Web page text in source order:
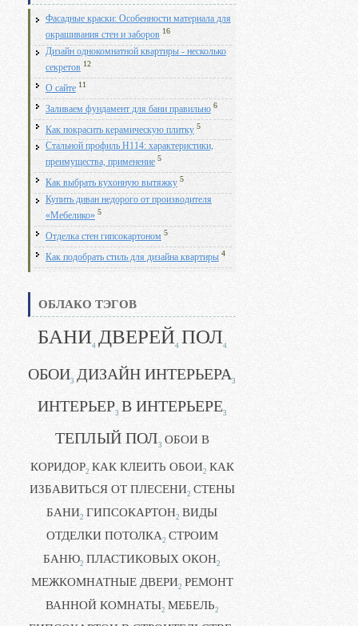
Фасадные краски: Особенности материала для
окрашивания стен и заборов 16
Дизайн однокомнатной квартиры - несколько
секретов 12
О сайте 11
Заливаем фундамент для бани правильно 6
Как покрасить керамическую плитку 5
Стальной профиль Н114: характеристики,
преимущества, применение 5
Как выбрать кухонную вытяжку 5
Купить диван недорого от производителя
«Мебелико» 5
Отделка стен гипсокартоном 5
Как подобрать стиль для дизайна квартиры 4
ОБЛАКО ТЭГОВ
БАНИ4 ДВЕРЕЙ4 ПОЛ4
ОБОИ3 ДИЗАЙН ИНТЕРЬЕРА3
ИНТЕРЬЕР3 В ИНТЕРЬЕРЕ3
ТЕПЛЫЙ ПОЛ3 ОБОИ В
КОРИДОР2 КАК КЛЕИТЬ ОБОИ2 КАК
ИЗБАВИТЬСЯ ОТ ПЛЕСЕНИ2 СТЕНЫ
БАНИ2 ГИПСОКАРТОН2 ВИДЫ
ОТДЕЛКИ ПОТОЛКА2 СТРОИМ
БАНЮ2 ПЛАСТИКОВЫХ ОКОН2
МЕЖКОМНАТНЫЕ ДВЕРИ2 РЕМОНТ
ВАННОЙ КОМНАТЫ2 МЕБЕЛЬ2